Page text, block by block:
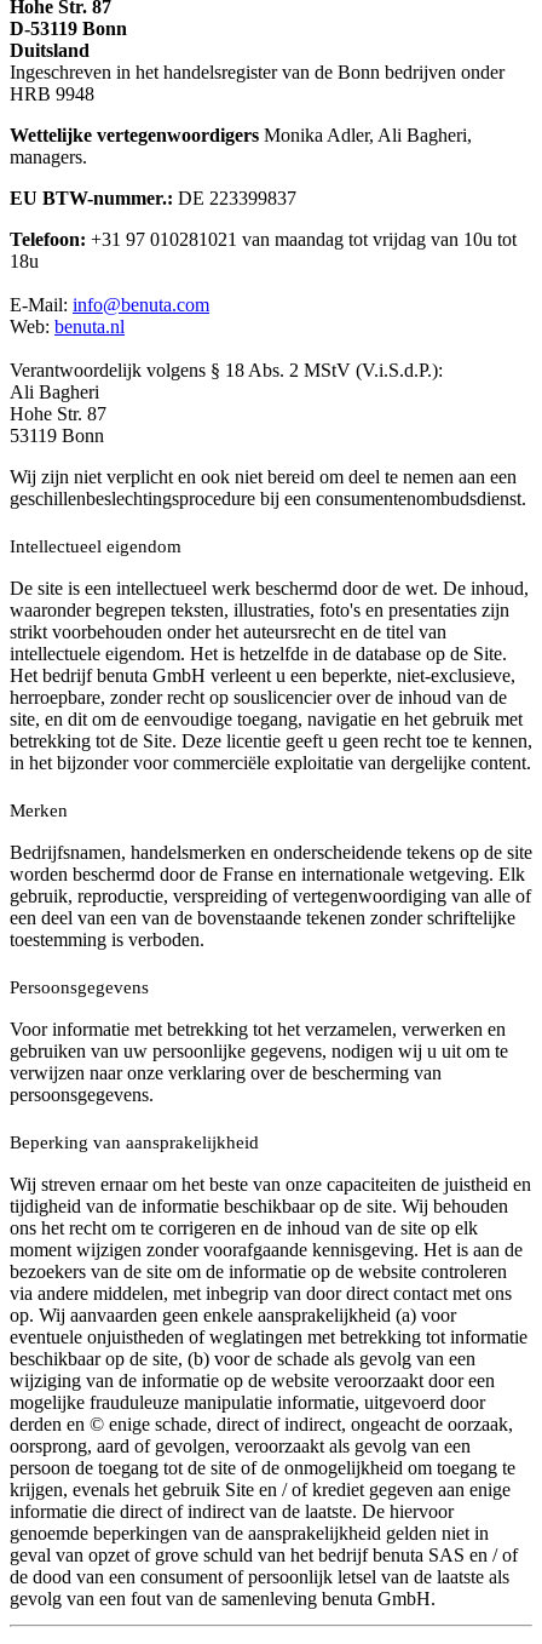
Hohe Str. 87
D-53119 Bonn
Duitsland
Ingeschreven in het handelsregister van de Bonn bedrijven onder
HRB 9948
Wettelijke vertegenwoordigers Monika Adler, Ali Bagheri,
managers.
EU BTW-nummer.: DE 223399837
Telefoon: +31 97 010281021 van maandag tot vrijdag van 10u tot
18u
E-Mail: info@benuta.com
Web: benuta.nl
Verantwoordelijk volgens § 18 Abs. 2 MStV (V.i.S.d.P.):
Ali Bagheri
Hohe Str. 87
53119 Bonn
Wij zijn niet verplicht en ook niet bereid om deel te nemen aan een
geschillenbeslechtingsprocedure bij een consumentenombudsdienst.
Intellectueel eigendom
De site is een intellectueel werk beschermd door de wet. De inhoud,
waaronder begrepen teksten, illustraties, foto's en presentaties zijn
strikt voorbehouden onder het auteursrecht en de titel van
intellectuele eigendom. Het is hetzelfde in de database op de Site.
Het bedrijf benuta GmbH verleent u een beperkte, niet-exclusieve,
herroepbare, zonder recht op souslicencier over de inhoud van de
site, en dit om de eenvoudige toegang, navigatie en het gebruik met
betrekking tot de Site. Deze licentie geeft u geen recht toe te kennen,
in het bijzonder voor commerciële exploitatie van dergelijke content.
Merken
Bedrijfsnamen, handelsmerken en onderscheidende tekens op de site
worden beschermd door de Franse en internationale wetgeving. Elk
gebruik, reproductie, verspreiding of vertegenwoordiging van alle of
een deel van een van de bovenstaande tekenen zonder schriftelijke
toestemming is verboden.
Persoonsgegevens
Voor informatie met betrekking tot het verzamelen, verwerken en
gebruiken van uw persoonlijke gegevens, nodigen wij u uit om te
verwijzen naar onze verklaring over de bescherming van
persoonsgegevens.
Beperking van aansprakelijkheid
Wij streven ernaar om het beste van onze capaciteiten de juistheid en
tijdigheid van de informatie beschikbaar op de site. Wij behouden
ons het recht om te corrigeren en de inhoud van de site op elk
moment wijzigen zonder voorafgaande kennisgeving. Het is aan de
bezoekers van de site om de informatie op de website controleren
via andere middelen, met inbegrip van door direct contact met ons
op. Wij aanvaarden geen enkele aansprakelijkheid (a) voor
eventuele onjuistheden of weglatingen met betrekking tot informatie
beschikbaar op de site, (b) voor de schade als gevolg van een
wijziging van de informatie op de website veroorzaakt door een
mogelijke frauduleuze manipulatie informatie, uitgevoerd door
derden en © enige schade, direct of indirect, ongeacht de oorzaak,
oorsprong, aard of gevolgen, veroorzaakt als gevolg van een
persoon de toegang tot de site of de onmogelijkheid om toegang te
krijgen, evenals het gebruik Site en / of krediet gegeven aan enige
informatie die direct of indirect van de laatste. De hiervoor
genoemde beperkingen van de aansprakelijkheid gelden niet in
geval van opzet of grove schuld van het bedrijf benuta SAS en / of
de dood van een consument of persoonlijk letsel van de laatste als
gevolg van een fout van de samenleving benuta GmbH.